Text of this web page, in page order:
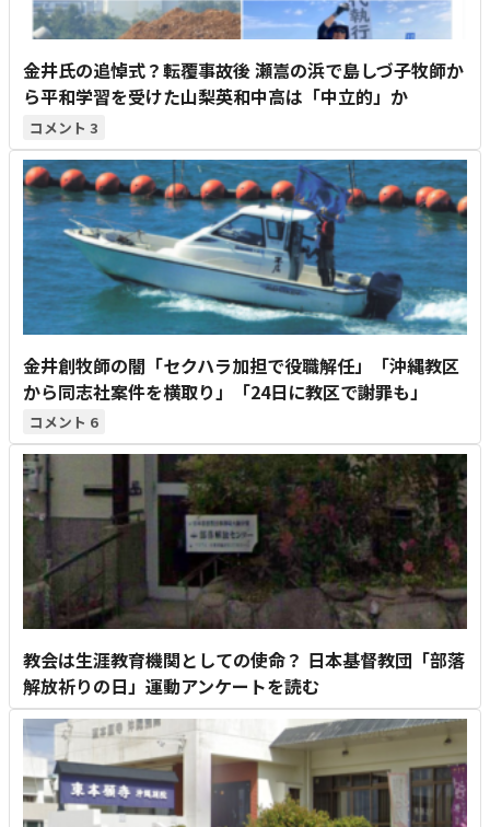
金井氏の追悼式？転覆事故後 瀬嵩の浜で島しづ子牧師か
ら平和学習を受けた山梨英和中高は「中立的」か
3
金井創牧師の闇「セクハラ加担で役職解任」「沖縄教区
から同志社案件を横取り」「24日に教区で謝罪も」
6
教会は生涯教育機関としての使命？ 日本基督教団「部落
解放祈りの日」運動アンケートを読む